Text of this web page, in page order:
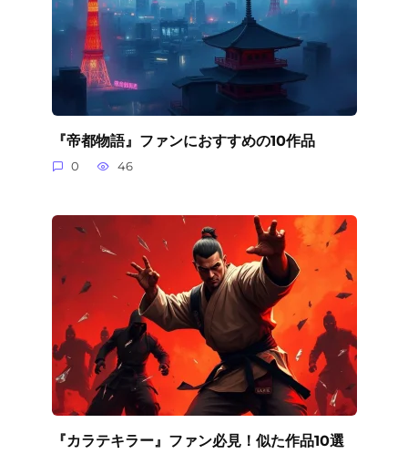
『帝都物語』ファンにおすすめの10作品
0 46
『カラテキラー』ファン必見！似た作品10選